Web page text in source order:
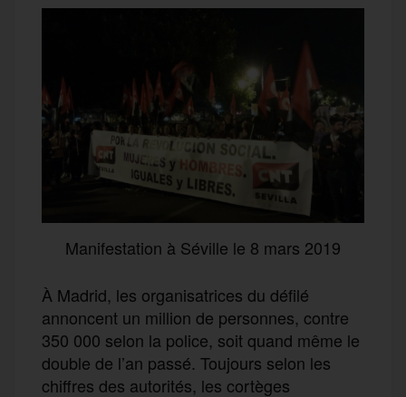
Manifestation à Séville le 8 mars 2019
À Madrid, les organisatrices du défilé
annoncent un million de personnes, contre
350 000 selon la police, soit quand même le
double de l’an passé. Toujours selon les
chiffres des autorités, les cortèges